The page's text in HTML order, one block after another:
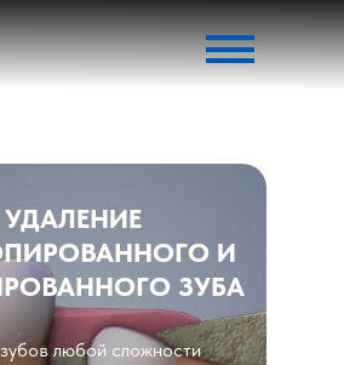
УДАЛЕНИЕ
И
ЗУБА
любой сложности